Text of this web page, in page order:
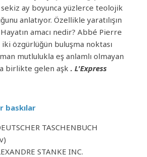
ay boyunca yüzlerce teolojik
anlatıyor. Özellikle yaratılışın
amacı nedir? Abbé Pierre
iki özgürlüğün buluşma noktası
mutlulukla eş anlamlı olmayan
birlikte gelen aşk . L'Express
baskılar
TASCHENBUCH
STANKE INC.